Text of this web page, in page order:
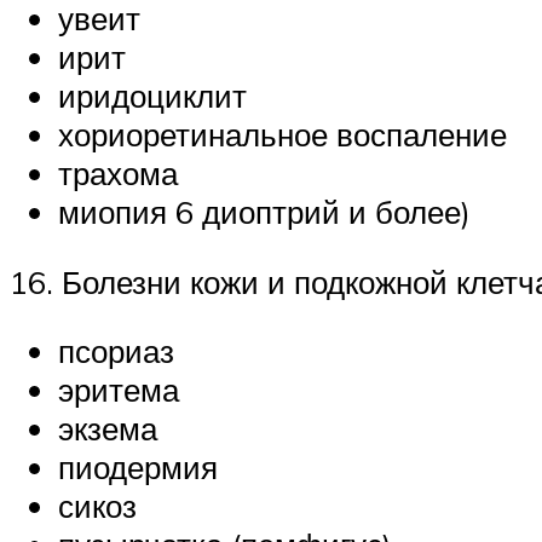
увеит
ирит
иридоциклит
хориоретинальное воспаление
трахома
миопия 6 диоптрий и более)
16. Болезни кожи и подкожной
псориаз
эритема
экзема
пиодермия
сикоз